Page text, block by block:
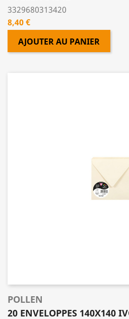
3329680313420
Prix
8,40 €
AJOUTER AU PANIER
POLLEN
20 ENVELOPPES 140X140